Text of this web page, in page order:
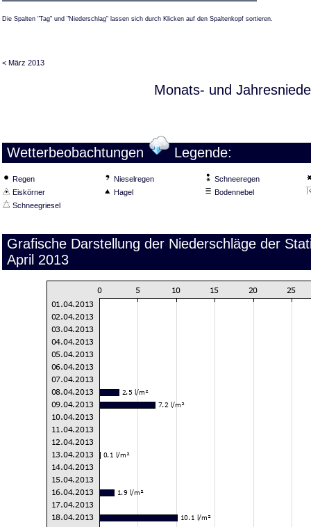
Die Spalten "Tag" und "Niederschlag" lassen sich durch Klicken auf den Spaltenkopf sortieren.
< März 2013
Monats- und
Wetterbeobachtungen Legende:
Regen Nieselregen
Schneeregen
Eiskörner
Hagel
Bodennebel
Schneegriesel
Grafische Darstellung der Niederschläge der
April 2013